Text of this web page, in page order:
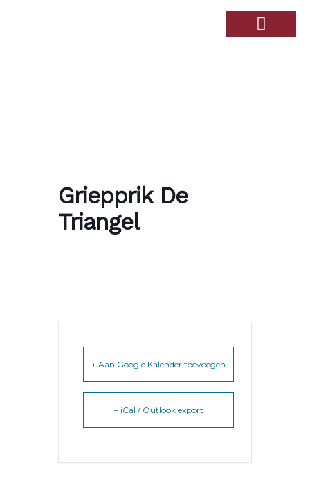
Griepprik De
Triangel
+ Aan Google Kalender toevoegen
+ iCal / Outlook export